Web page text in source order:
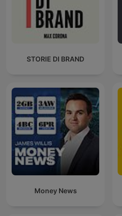
STORIE DI BRAND
Money News